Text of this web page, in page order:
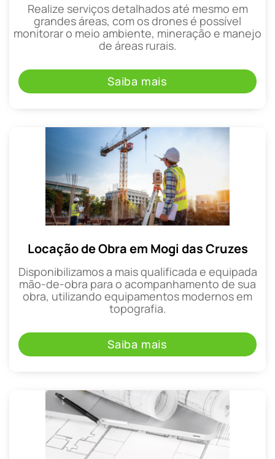
Realize serviços detalhados até mesmo em
grandes áreas, com os drones é possível
monitorar o meio ambiente, mineração e manejo
de áreas rurais.
Saiba mais
Locação de Obra em Mogi das Cruzes
Disponibilizamos a mais qualificada e equipada
mão-de-obra para o acompanhamento de sua
obra, utilizando equipamentos modernos em
topografia.
Saiba mais